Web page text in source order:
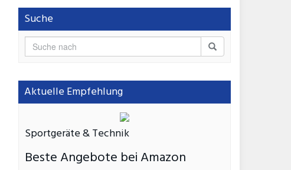
Suche
Aktuelle Empfehlung
Sportgeräte & Technik
Beste Angebote bei Amazon